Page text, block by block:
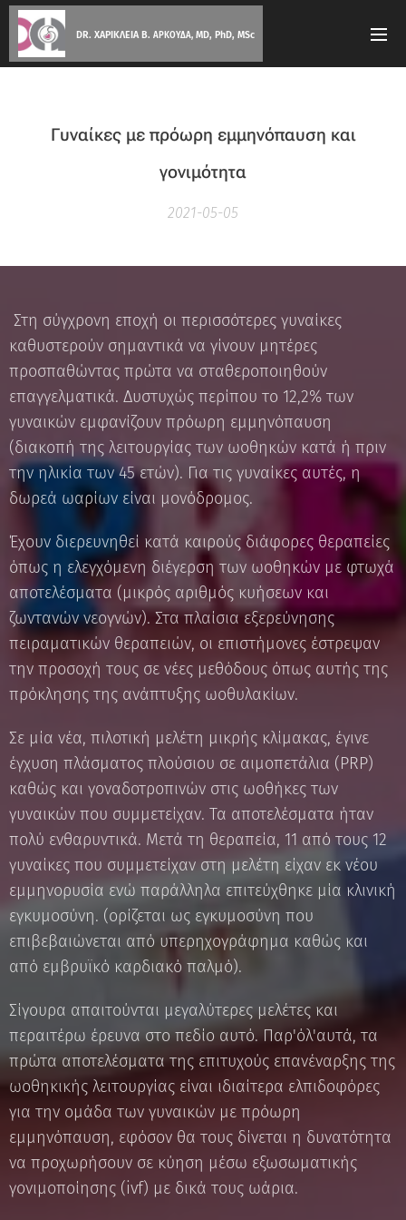
DR. ΧΑΡΙΚΛΕΙΑ Β. ΑΡΚΟΥΔΑ, MD, PhD, MSc
Γυναίκες με πρόωρη εμμηνόπαυση και
γονιμότητα
2021-05-05
Στη σύγχρονη εποχή οι περισσότερες γυναίκες
καθυστερούν σημαντικά να γίνουν μητέρες
προσπαθώντας πρώτα να σταθεροποιηθούν
επαγγελματικά. Δυστυχώς περίπου το 12,2% των
γυναικών εμφανίζουν πρόωρη εμμηνόπαυση
(διακοπή της λειτουργίας των ωοθηκών κατά ή πριν
την ηλικία των 45 ετών). Για τις γυναίκες αυτές, η
δωρεά ωαρίων είναι μονόδρομος.
Έχουν διερευνηθεί κατά καιρούς διάφορες θεραπείες
όπως η ελεγχόμενη διέγερση των ωοθηκών με φτωχά
αποτελέσματα (μικρός αριθμός κυήσεων και
ζωντανών νεογνών). Στα πλαίσια εξερεύνησης
πειραματικών θεραπειών, οι επιστήμονες έστρεψαν
την προσοχή τους σε νέες μεθόδους όπως αυτής της
πρόκλησης της ανάπτυξης ωοθυλακίων.
Σε μία νέα, πιλοτική μελέτη μικρής κλίμακας, έγινε
έγχυση πλάσματος πλούσιου σε αιμοπετάλια (PRP)
καθώς και γοναδοτροπινών στις ωοθήκες των
γυναικών που συμμετείχαν. Τα αποτελέσματα ήταν
πολύ ενθαρυντικά. Μετά τη θεραπεία, 11 από τους 12
γυναίκες που συμμετείχαν στη μελέτη είχαν εκ νέου
εμμηνορυσία ενώ παράλληλα επιτεύχθηκε μία κλινική
εγκυμοσύνη. (ορίζεται ως εγκυμοσύνη που
επιβεβαιώνεται από υπερηχογράφημα καθώς και
από εμβρυϊκό καρδιακό παλμό).
Σίγουρα απαιτούνται μεγαλύτερες μελέτες και
περαιτέρω έρευνα στο πεδίο αυτό. Παρ'όλ'αυτά, τα
πρώτα αποτελέσματα της επιτυχούς επανέναρξης της
ωοθηκικής λειτουργίας είναι ιδιαίτερα ελπιδοφόρες
για την ομάδα των γυναικών με πρόωρη
εμμηνόπαυση, εφόσον θα τους δίνεται η δυνατότητα
να προχωρήσουν σε κύηση μέσω εξωσωματικής
γονιμοποίησης (ivf) με δικά τους ωάρια.